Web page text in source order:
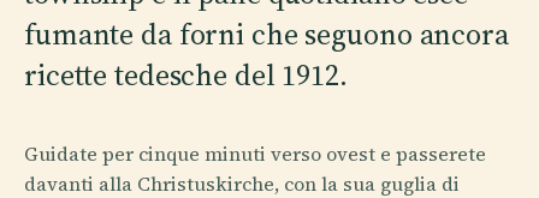
fumante da forni che seguono ancora
ricette tedesche del 1912.
Guidate per cinque minuti verso ovest e passerete
davanti alla Christuskirche, con la sua guglia di